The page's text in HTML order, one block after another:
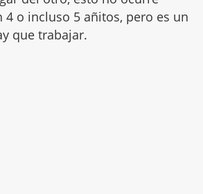
4 o incluso 5 añitos, pero es un
que trabajar.